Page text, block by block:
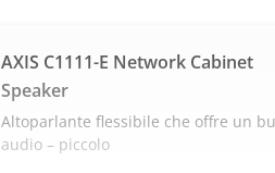
AXIS C1111-E Network Cabinet
Speaker
Altoparlante flessibile che offre un
audio – piccolo